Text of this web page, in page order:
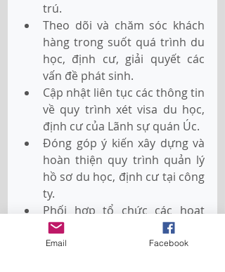
trú.
Theo dõi và chăm sóc khách
hàng trong suốt quá trình du
học, định cư, giải quyết các
vấn đề phát sinh.
Cập nhật liên tục các thông tin
về quy trình xét visa du học,
định cư của Lãnh sự quán Úc.
Đóng góp ý kiến xây dựng và
hoàn thiện quy trình quản lý
hồ sơ du học, định cư tại công
ty.
Phối hợp tổ chức các hoạt
động truyền thông, tư vấn
quảng bá chương trình du
Email Facebook